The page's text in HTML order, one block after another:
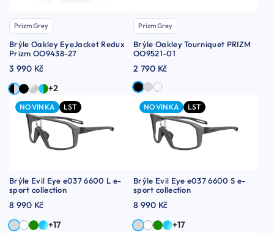
Prizm Grey
Brýle Oakley EyeJacket Redux
Prizm OO9438-27
3 990 Kč
+2
Prizm Grey
Brýle Oakley Tourniquet PRIZM
OO9521-01
2 790 Kč
NOVINKA LST
Brýle Evil Eye e037 6600 L e-
sport collection
8 990 Kč
+17
NOVINKA LST
Brýle Evil Eye e037 6600 S e-
sport collection
8 990 Kč
+17